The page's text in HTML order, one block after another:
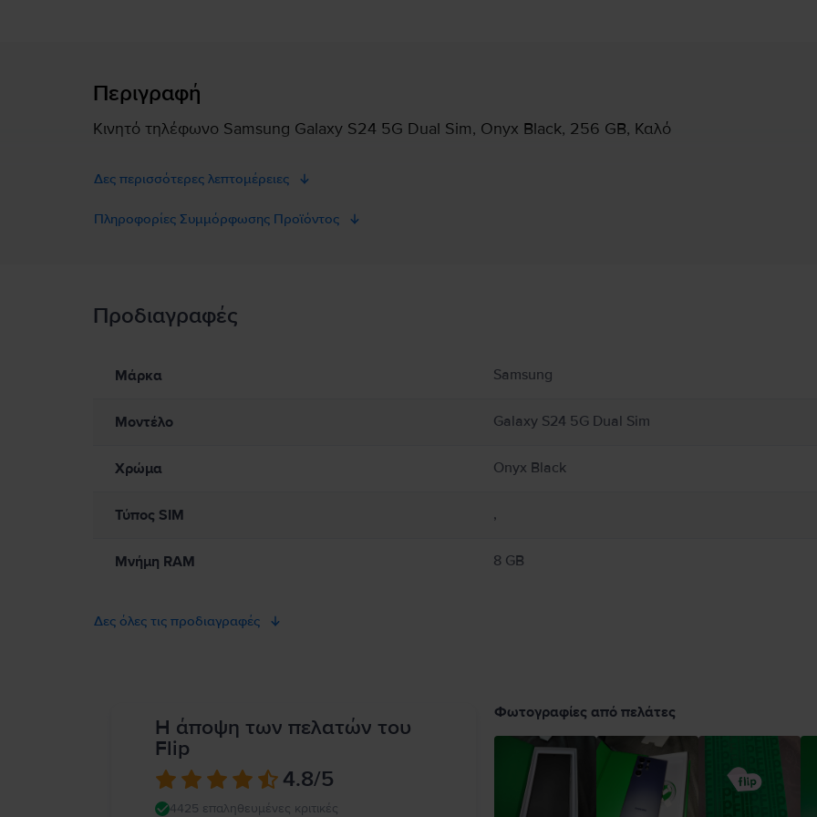
Περιγραφή
Κινητό τηλέφωνο Samsung Galaxy S24 5G Dual Sim, Onyx Black, 256 GB, Καλό
Δες περισσότερες λεπτομέρειες
Πληροφορίες Συμμόρφωσης Προϊόντος
Πληροφορίες Ασφάλειας Προϊόντος
Παρακαλώ διαβάστε το εγχειρίδιο.
Προδιαγραφές
Μάρκα Samsung
Μοντέλο Galaxy S24 5G Dual Sim
Χρώμα Onyx Black
Τύπος SIM ,
Μνήμη RAM 8 GB
Δες όλες τις προδιαγραφές
Η άποψη των πελατών του
Flip
4.8/5
4425 επαληθευμένες κριτικές
Φωτογραφίες από πελάτες